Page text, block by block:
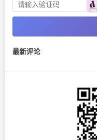
最新评论